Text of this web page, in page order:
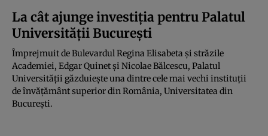
La cât ajunge investiția pentru Palatul
Universității București
Împrejmuit de Bulevardul Regina Elisabeta şi străzile
Academiei, Edgar Quinet și Nicolae Bălcescu, Palatul
Universităţii găzduieşte una dintre cele mai vechi instituţii
de învăţământ superior din România, Universitatea din
București.